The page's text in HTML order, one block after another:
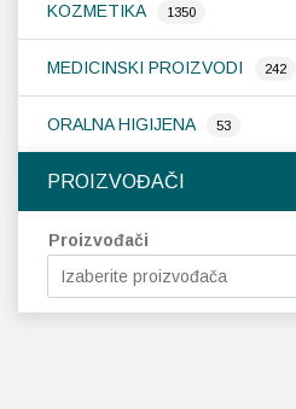
KOZMETIKA 1350
MEDICINSKI PROIZVODI 242
ORALNA HIGIJENA 53
PROIZVOĐAČI
Proizvođači